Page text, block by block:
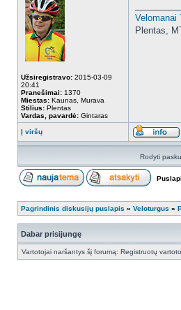
Užsiregistravo: 2015-03-09
20:41
Pranešimai: 1370
Miestas: Kaunas, Murava
Stilius: Plentas
Vardas, pavardė: Gintaras
Velomanai
Plentas,
Į viršų
Rodyti
Pagrindinis diskusijų puslapis » Veloturgus »
Dabar prisijungę
Vartotojai naršantys šį forumą: Registruotų